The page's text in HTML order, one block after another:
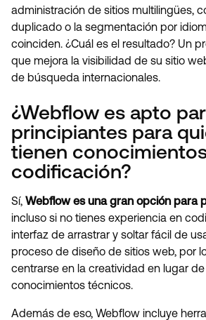
administración de sitios multilingües,
duplicado o la segmentación por
coinciden. ¿Cuál es el resultado? Un
que mejora la visibilidad de su sitio
de búsqueda internacionales.
¿Webflow es apto
principiantes para
tienen
codificación?
Sí, Webflow es una gran opción para
incluso si no tienes experiencia en
interfaz de arrastrar y soltar fácil de
proceso de diseño de sitios web, por
centrarse en la creatividad en lugar
conocimientos técnicos.
Además de eso, Webflow incluye